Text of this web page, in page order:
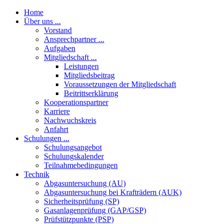
Home
Über uns ...
Vorstand
Ansprechpartner ...
Aufgaben
Mitgliedschaft ...
Leistungen
Mitgliedsbeitrag
Voraussetzungen der Mitgliedschaft
Beitrittserklärung
Kooperationspartner
Karriere
Nachwuchskreis
Anfahrt
Schulungen ...
Schulungsangebot
Schulungskalender
Teilnahmebedingungen
Technik
Abgasuntersuchung (AU)
Abgasuntersuchung bei Krafträdern (AUK)
Sicherheitsprüfung (SP)
Gasanlagenprüfung (GAP/GSP)
Prüfstützpunkte (PSP)